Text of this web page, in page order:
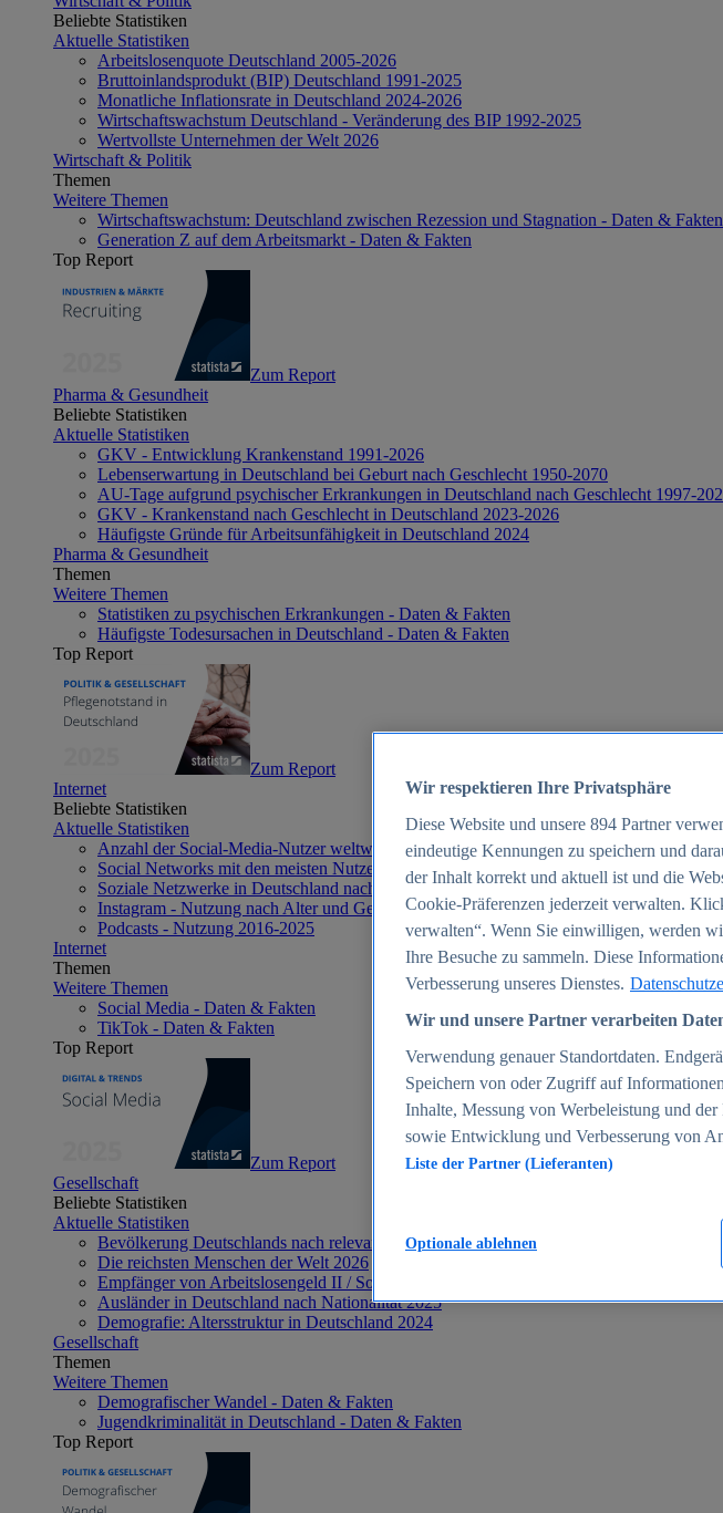
Beliebte Statistiken
Aktuelle Statistiken
Arbeitslosenquote Deutschland 2005-2026
Bruttoinlandsprodukt (BIP) Deutschland 1991-2025
Monatliche Inflationsrate in Deutschland 2024-2026
Wirtschaftswachstum Deutschland - Veränderung des BIP 1992-2025
Wertvollste Unternehmen der Welt 2026
Wirtschaft & Politik
Themen
Weitere Themen
Wirtschaftswachstum: Deutschland zwischen Rezession und Stagnation - Daten & Fakten
Generation Z auf dem Arbeitsmarkt - Daten & Fakten
Top Report
Zum Report
Pharma & Gesundheit
Beliebte Statistiken
Aktuelle Statistiken
GKV - Entwicklung Krankenstand 1991-2026
Lebenserwartung in Deutschland bei Geburt nach Geschlecht 1950-2070
AU-Tage aufgrund psychischer Erkrankungen in Deutschland nach Geschlecht 1997-
GKV - Krankenstand nach Geschlecht in Deutschland 2023-2026
Häufigste Gründe für Arbeitsunfähigkeit in Deutschland 2024
Pharma & Gesundheit
Themen
Weitere Themen
Statistiken zu psychischen Erkrankungen - Daten & Fakten
Häufigste Todesursachen in Deutschland - Daten & Fakten
Top Report
Zum Report
Internet
Beliebte Statistiken
Aktuelle Statistiken
Anzahl der Social-Media-Nutzer weltweit 2012-2025
Social Networks mit den meisten Nutzern weltweit 2025
Soziale Netzwerke in Deutschland nach Generationen 2025
Instagram - Nutzung nach Alter und Geschlecht in Deutschland 2025
Podcasts - Nutzung 2016-2025
Internet
Themen
Weitere Themen
Social Media - Daten & Fakten
TikTok - Daten & Fakten
Top Report
Zum Report
Gesellschaft
Beliebte Statistiken
Aktuelle Statistiken
Bevölkerung Deutschlands nach relevanten Altersgruppen 2024
Die reichsten Menschen der Welt 2026
Empfänger von Arbeitslosengeld II / Sozialgeld / Bürgergeld in Deutschland 2005-2025
Ausländer in Deutschland nach Nationalität 2025
Demografie: Altersstruktur in Deutschland 2024
Gesellschaft
Themen
Weitere Themen
Demografischer Wandel - Daten & Fakten
Jugendkriminalität in Deutschland - Daten & Fakten
Top Report
Wir respektieren Ihre Privatsphäre
Diese Website und unsere 894 Partner
eindeutige Kennungen zu speichern und
der Inhalt korrekt und aktuell ist und die
Cookie-Präferenzen jederzeit verwalten.
verwalten“. Wenn Sie einwilligen, werden
Ihre Besuche zu sammeln. Diese
Verbesserung unseres Dienstes.
Wir und unsere Partner verarbeiten
Verwendung genauer Standortdaten.
Speichern von oder Zugriff auf
Inhalte, Messung von Werbeleistung und
sowie Entwicklung und Verbesserung von
Liste der Partner (Lieferanten)
Optionale ablehnen